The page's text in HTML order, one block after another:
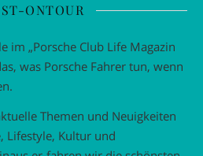
ONTOUR
im „Porsche Club Life Magazin
was Porsche Fahrer tun, wenn
Themen und Neuigkeiten
Lifestyle, Kultur und